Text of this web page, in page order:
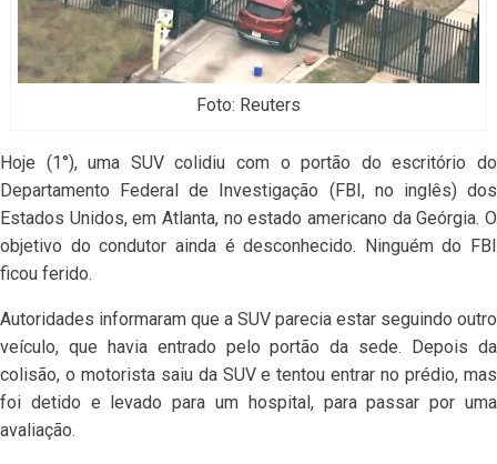
Foto: Reuters
Hoje (1°), uma SUV colidiu com o portão do escritório do
Departamento Federal de Investigação (FBI, no inglês) dos
Estados Unidos, em Atlanta, no estado americano da Geórgia. O
objetivo do condutor ainda é desconhecido. Ninguém do FBI
ficou ferido.
Autoridades informaram que a SUV parecia estar seguindo outro
veículo, que havia entrado pelo portão da sede. Depois da
colisão, o motorista saiu da SUV e tentou entrar no prédio, mas
foi detido e levado para um hospital, para passar por uma
avaliação.